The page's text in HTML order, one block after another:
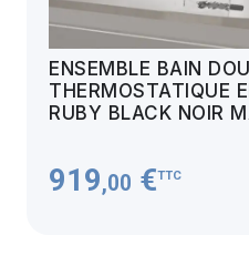
ENSEMBLE BAIN
THERMOSTATIQUE
RUBY BLACK NOIR
919,00 €TTC